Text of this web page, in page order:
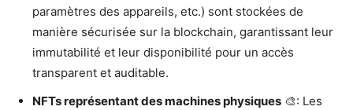
paramètres des appareils, etc.) sont stockées de
manière sécurisée sur la blockchain, garantissant leur
immutabilité et leur disponibilité pour un accès
transparent et auditable.
NFTs représentant des machines physiques 🎨: Les